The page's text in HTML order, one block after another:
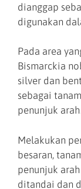
dianggap
digunakan
Pada area
Bismarckia
silver dan
sebagai
penunjuk
Melakukan
besaran,
penunjuk
ditandai dan